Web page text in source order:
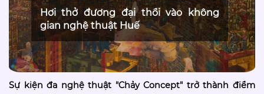
Hơi thở đương đại thổi vào không
gian nghệ thuật Huế
Sự kiện đa nghệ thuật "Chảy Concept" trở thành điểm